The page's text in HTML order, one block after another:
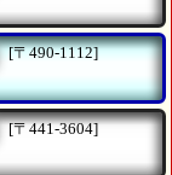
[〒490-1112]
[〒441-3604]